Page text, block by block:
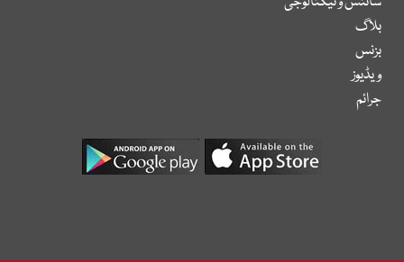
بلاگ
بزنس
ویڈیوز
جرائم